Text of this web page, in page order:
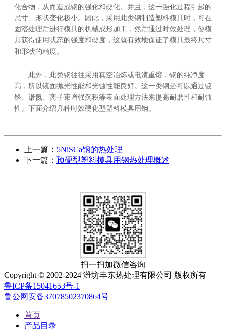
化合物，从而造成钢的强化和硬化。并且，这一强化过程引起的
尺寸、形状变化极小。因此，采用此类钢制造塑料模具时，可在
固溶处理后进行模具的机械成形加工，然后通过时效处理，使模
具获得使用状态的强度和硬度，这就有效地保证了模具最终尺寸
和形状的精度。
此外，此类钢往往采用真空冶炼或电渣重熔，钢的纯净度
高，所以镜面抛光性能和光蚀性能良好。这一类钢还可以通过镀
铬、渗氮、离子束增强沉积等表面处理方法来提高耐磨性和耐蚀
性。下面介绍几种时效硬化型塑料模具用钢。
上一篇： 5NiSCa钢的热处理
下一篇： 预硬型塑料模具用钢热处理概述
扫一扫加微信咨询
Copyright © 2002-2024 潍坊丰东热处理有限公司 版权所有
鲁ICP备15041653号-1
鲁公网安备37078502370864号
首页
产品目录